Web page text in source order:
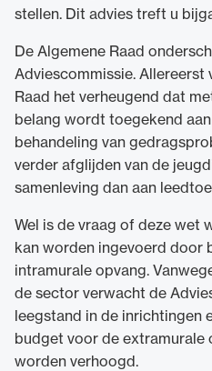
stellen. Dit advies treft u
De Algemene Raad
Adviescommissie.
Raad het verheugend dat
belang wordt toegekend
behandeling van
verder afglijden van de
samenleving dan aan
Wel is de vraag of deze wet
kan worden ingevoerd door
intramurale opvang.
de sector verwacht de
leegstand in de inrichtingen
budget voor de extramurale
worden verhoogd.